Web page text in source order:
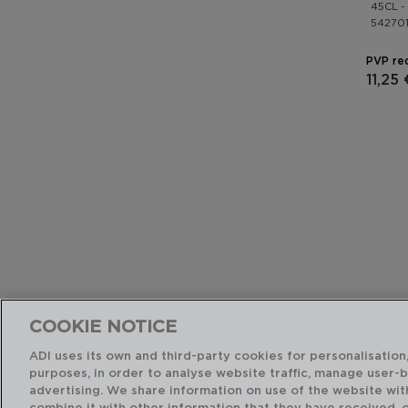
45CL -
PVP
11,25
PVP
COOKIE NOTICE
ADI uses its own and third-party cookies for
purposes, in order to analyse website traffic, manage user-
advertising. We share information on use of the website